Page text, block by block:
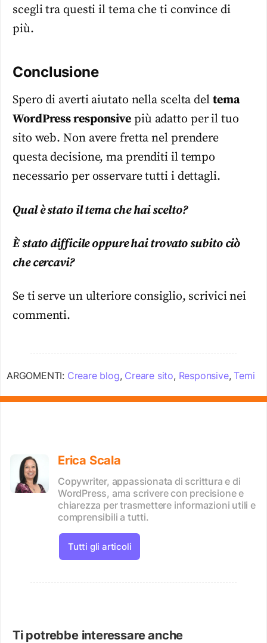
scegli tra questi il temache ti convince di
più.
Conclusione
Spero di averti aiutato nella scelta del tema
WordPressresponsive più adatto per il tuo
sito web. Non avere fretta nel prendere
questa decisione, ma prenditi il tempo
necessario per osservare tutti i dettagli.
Qual è stato iltemache hai scelto?
È stato difficile oppure hai trovato subito ciò
che cercavi?
Se ti serve un ulteriore consiglio, scrivici nei
commenti.
ARGOMENTI: Creare blog, Creare sito, Responsive, Temi
Erica Scala
Copywriter, appassionata di scrittura e di
WordPress, ama scrivere con precisione e
chiarezza per trasmettere informazioni utili e
comprensibili a tutti.
Tutti gli articoli
Ti potrebbe interessare anche